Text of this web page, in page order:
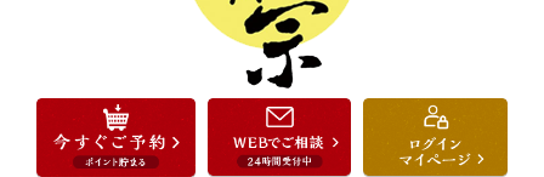
お祝い・ハレの日
法事・法要